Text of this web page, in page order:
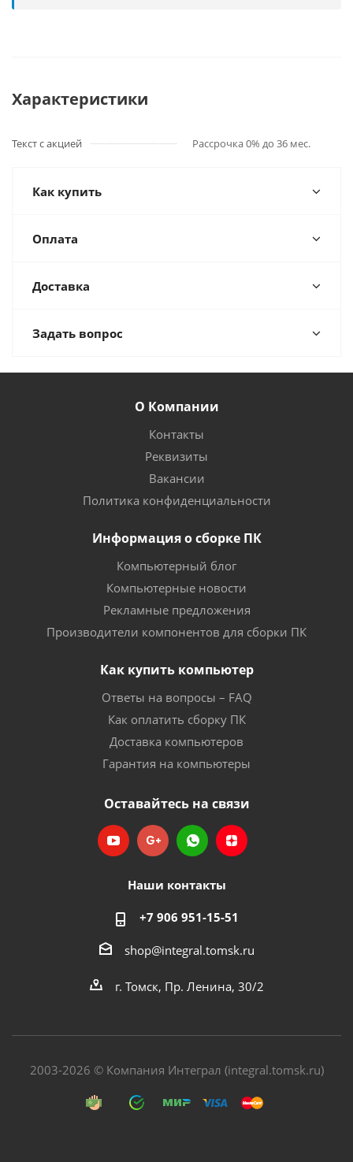
Характеристики
Текст с акцией Рассрочка 0% до 36 мес.
Как купить
Оплата
Доставка
Задать вопрос
О Компании
Контакты
Реквизиты
Вакансии
Политика конфиденциальности
Информация о сборке ПК
Компьютерный блог
Компьютерные новости
Рекламные предложения
Производители компонентов для сборки ПК
Как купить компьютер
Ответы на вопросы – FAQ
Как оплатить сборку ПК
Доставка компьютеров
Гарантия на компьютеры
Оставайтесь на связи
Наши контакты
+7 906 951-15-51
shop@integral.tomsk.ru
г. Томск, Пр. Ленина, 30/2
2003-2026 © Компания Интеграл (integral.tomsk.ru)